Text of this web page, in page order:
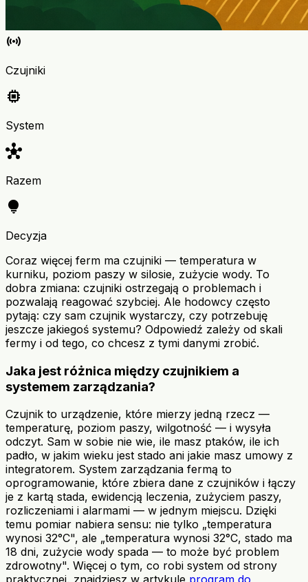
sensors
Czujniki
memory
System
hub
Razem
lightbulb
Decyzja
Coraz więcej ferm ma czujniki — temperatura w
kurniku, poziom paszy w silosie, zużycie wody. To
dobra zmiana: czujniki ostrzegają o problemach i
pozwalają reagować szybciej. Ale hodowcy często
pytają: czy sam czujnik wystarczy, czy potrzebuję
jeszcze jakiegoś systemu? Odpowiedź zależy od skali
fermy i od tego, co chcesz z tymi danymi zrobić.
Jaka jest różnica między czujnikiem a
systemem zarządzania?
Czujnik to urządzenie, które mierzy jedną rzecz —
temperaturę, poziom paszy, wilgotność — i wysyła
odczyt. Sam w sobie nie wie, ile masz ptaków, ile ich
padło, w jakim wieku jest stado ani jakie masz umowy z
integratorem. System zarządzania fermą to
oprogramowanie, które zbiera dane z czujników i łączy
je z kartą stada, ewidencją leczenia, zużyciem paszy,
rozliczeniami i alarmami — w jednym miejscu. Dzięki
temu pomiar nabiera sensu: nie tylko „temperatura
wynosi 32°C", ale „temperatura wynosi 32°C, stado ma
18 dni, zużycie wody spada — to może być problem
zdrowotny". Więcej o tym, co robi system od strony